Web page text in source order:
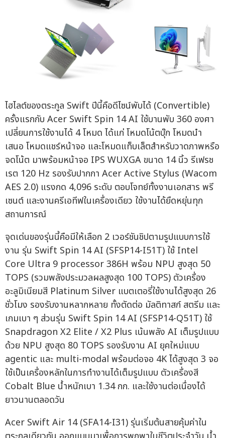
ไฮไลต์ของตระกูล Swift ปีนี้คือดีไซน์พับได้ (Convertible)
ครั้งแรกกับ Acer Swift Spin 14 AI ใช้บานพับ 360 องศา
เปลี่ยนการใช้งานได้ 4 โหมด ได้แก่ โหมดโน้ตบุ๊ก โหมดนำ
เสนอ โหมดแชร์หน้าจอ และโหมดแท็บเล็ตสำหรับวาดภาพหรือ
จดโน้ต มาพร้อมหน้าจอ IPS WUXGA ขนาด 14 นิ้ว รีเฟรช
เรต 120 Hz รองรับปากกา Acer Active Stylus (Wacom
AES 2.0) แรงกด 4,096 ระดับ ตอบโจทย์ทั้งงานเอกสาร พรี
เซนต์ และงานครีเอทีฟในเครื่องเดียว ใช้งานได้ยืดหยุ่นทุก
สถานการณ์
จุดเด่นของรุ่นนี้คือมีให้เลือก 2 เวอร์ชันชิปตามรูปแบบการใช้
งาน รุ่น Swift Spin 14 AI (SFSP14-I51T) ใช้ Intel
Core Ultra 9 processor 386H พร้อม NPU สูงสุด 50
TOPS (รวมพลังประมวลผลสูงสุด 100 TOPS) ตัวเครื่อง
อะลูมิเนียมสี Platinum Silver แบตเตอรี่ใช้งานได้สูงสุด 26
ชั่วโมง รองรับงานหลากหลาย ทั้งตัดต่อ มัลติทาสก์ สตรีม และ
เกมเบา ๆ ส่วนรุ่น Swift Spin 14 AI (SFSP14-Q51T) ใช้
Snapdragon X2 Elite / X2 Plus เน้นพลัง AI เต็มรูปแบบ
ด้วย NPU สูงสุด 80 TOPS รองรับงาน AI ยุคใหม่แบบ
agentic และ multi-modal พร้อมต่อจอ 4K ได้สูงสุด 3 จอ
ใช้เป็นเครื่องหลักในการทำงานได้เต็มรูปแบบ ตัวเครื่องสี
Cobalt Blue น้ำหนักเบา 1.34 กก. และใช้งานต่อเนื่องได้
ยาวนานตลอดวัน
Acer Swift Air 14 (SFA14-I31) รุ่นเริ่มต้นสายคุ้มค่าใน